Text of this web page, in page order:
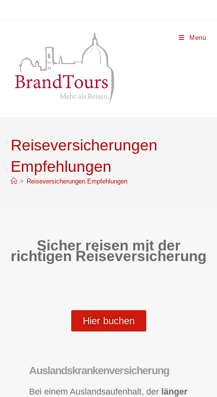
Menü
Reiseversicherungen
Empfehlungen
> Reiseversicherungen Empfehlungen
Sicher reisen mit der
richtigen Reiseversicherung
Hier buchen
Auslandskrankenversicherung
Bei einem Auslandsaufenhalt, der länger